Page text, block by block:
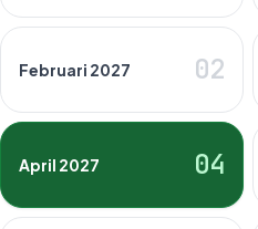
Februari 2027 02
April 2027 04